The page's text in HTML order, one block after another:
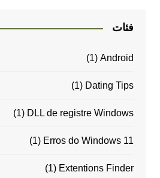
فئات
Android
(1)
Dating Tips
(1)
DLL de registre Windows
(1)
Erros do Windows 11
(1)
Extentions Finder
(1)